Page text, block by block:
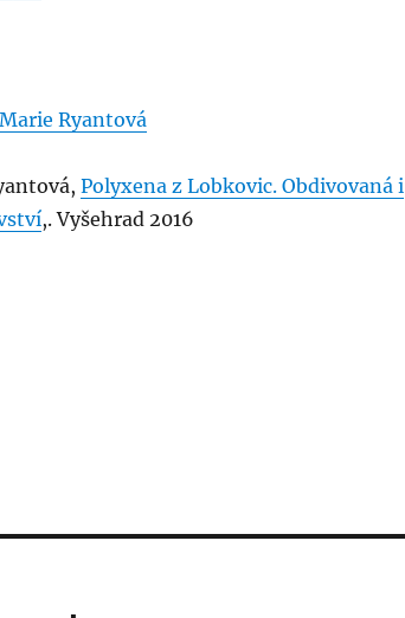
Ryantová
Polyxena z Lobkovic. Obdivovaná i
,. Vyšehrad 2016